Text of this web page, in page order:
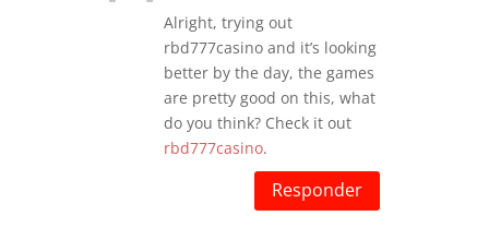
Alright, trying out
rbd777casino and it’s looking
better by the day, the games
are pretty good on this, what
do you think? Check it out
rbd777casino.
Responder